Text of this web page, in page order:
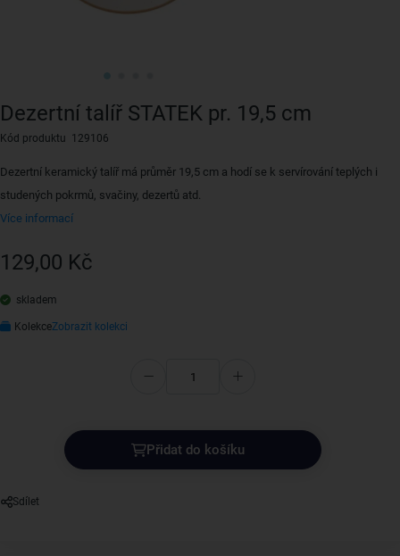
Dezertní talíř STATEK pr. 19,5 cm
Kód produktu 129106
Dezertní keramický talíř má průměr 19,5 cm a hodí se k servírování teplých i
studených pokrmů, svačiny, dezertů atd.
Více informací
129,00 Kč
skladem
KolekceZobrazit kolekci
Přidat do košíku
Sdílet